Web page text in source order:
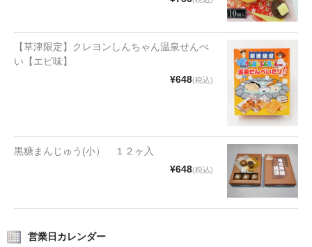
【草津限定】クレヨンしんちゃん温泉せんべ
い【エビ味】
¥648(税込)
黒糖まんじゅう(小） １２ヶ入
¥648(税込)
営業日カレンダー